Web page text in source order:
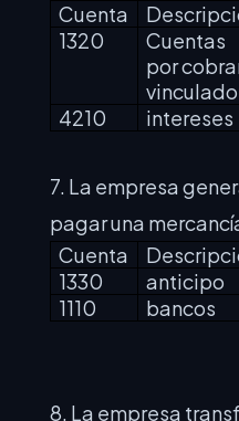
Cuenta
1320
Cuentas
por
4210 intereses
7. La empresa
pagar una
Cuenta
1330
anticipo
1110
bancos
8. La empresa